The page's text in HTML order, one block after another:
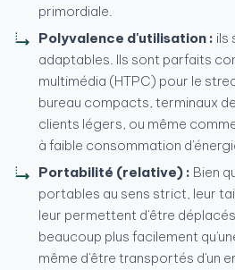
primordiale.
Polyvalence d'utilisation : ils
adaptables. Ils sont parfaits
multimédia (HTPC) pour le
bureau compacts, terminaux
clients légers, ou même
à faible consommation
Portabilité (relative) : Bien
portables au sens strict, leur
leur permettent d'être
beaucoup plus facilement
même d'être transportés d'un